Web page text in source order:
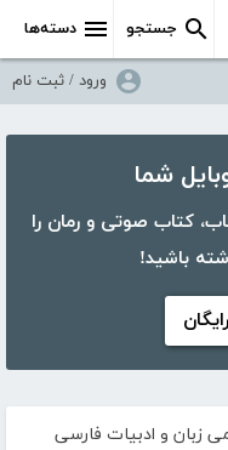
دسته‌ها جستجو
ورود / ثبت نام
کتابراه، بیش از ۵۰،۰۰۰ کتاب، کتاب صوتی و رمان را
باشید!
زبان و ادبیات فارسی